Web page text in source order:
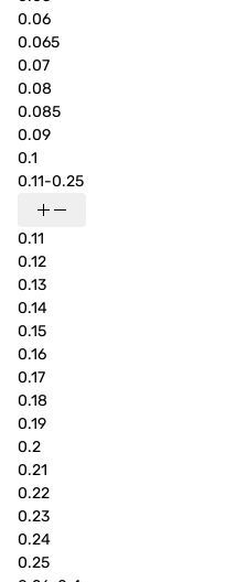
0.06
0.065
0.07
0.08
0.085
0.09
0.1
0.11-0.25
0.11
0.12
0.13
0.14
0.15
0.16
0.17
0.18
0.19
0.2
0.21
0.22
0.23
0.24
0.25